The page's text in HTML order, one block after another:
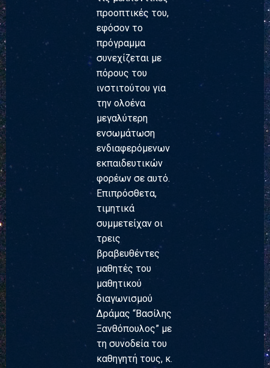
προοπτικές του,
εφόσον το
πρόγραμμα
συνεχίζεται με
πόρους του
ινστιτούτου για
την ολοένα
μεγαλύτερη
ενσωμάτωση
ενδιαφερόμενων
εκπαιδευτικών
φορέων σε αυτό.
Επιπρόσθετα,
τιμητικά
συμμετείχαν οι
τρεις
βραβευθέντες
μαθητές του
μαθητικού
διαγωνισμού
Δράμας “Βασίλης
Ξανθόπουλος” με
τη συνοδεία του
καθηγητή τους, κ.